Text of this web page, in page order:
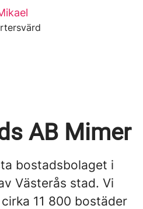
AB Mimer
bostadsbolaget i
Västerås stad. Vi
11 800 bostäder